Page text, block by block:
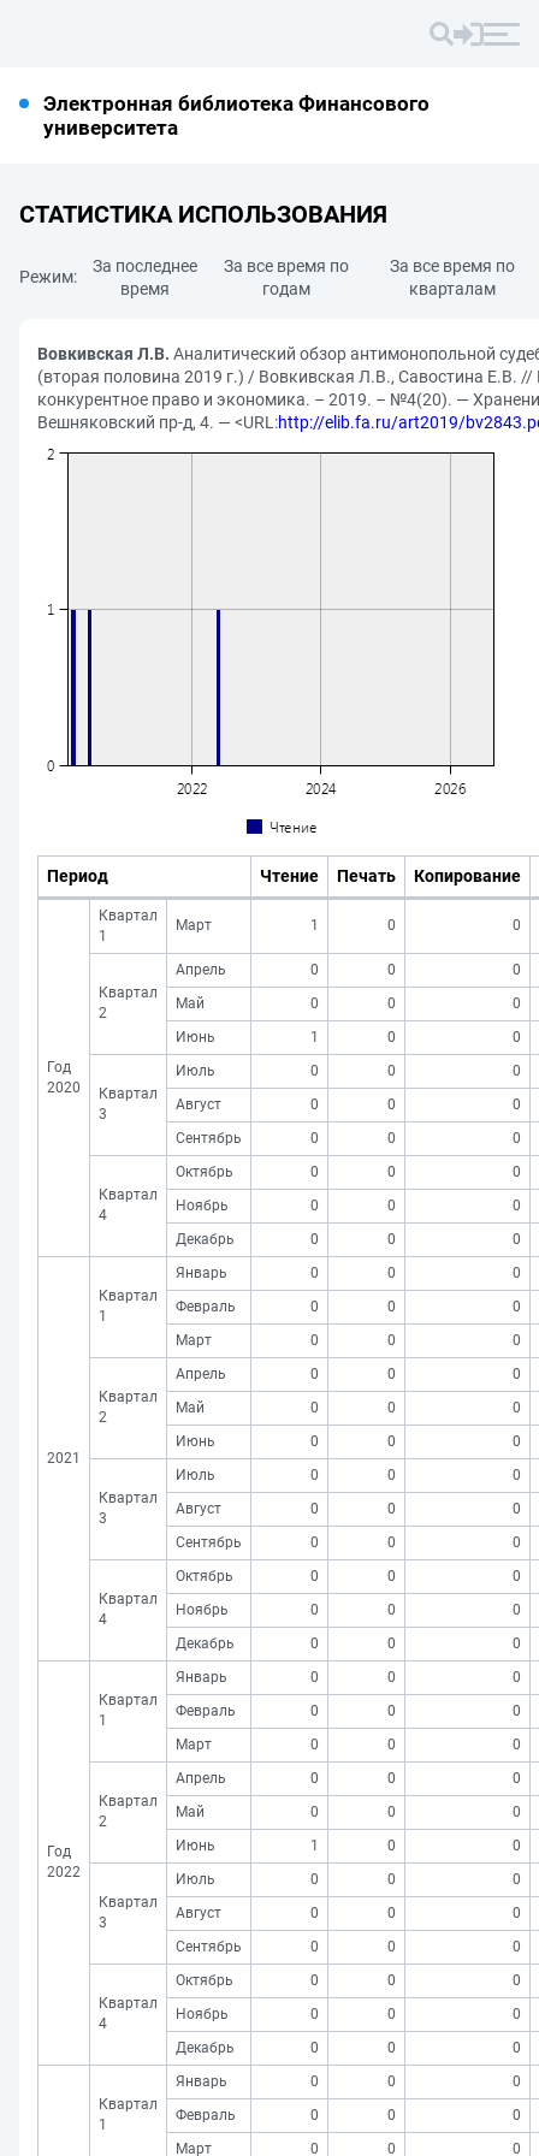
Электронная библиотека Финансового
университета
СТАТИСТИКА ИСПОЛЬЗОВАНИЯ
Режим:
За последнее
время
За все время по
годам
За все время по
кварталам
Вовкивская Л.В. Аналитический обзор антимонопольной
(вторая половина 2019 г.) / Вовкивская Л.В., Савостина Е.В. //
конкурентное право и экономика. – 2019. – №4(20). —
Вешняковский пр-д, 4. — <URL:http://elib.fa.ru/art2019/
Период Чтение Печать Копирование
Год
2020
Квартал
1
Март 1 0 0
Квартал
2
Апрель 0 0
0
Май
0 0
0
Июнь
1 0 0
Квартал
3
Июль 0 0
0
Август
0 0
0
Сентябрь
0 0 0
Квартал
4
Октябрь 0 0
0
Ноябрь
0 0
0
Декабрь
0 0 0
2021
Квартал
1
Январь 0 0
0
Февраль
0 0
0
Март
0 0 0
Квартал
2
Апрель 0 0
0
Май
0 0
0
Июнь
0 0 0
Квартал
3
Июль 0 0
0
Август
0 0
0
Сентябрь
0 0 0
Квартал
4
Октябрь 0 0
0
Ноябрь
0 0
0
Декабрь
0 0 0
Год
2022
Квартал
1
Январь 0 0
0
Февраль
0 0
0
Март
0 0 0
Квартал
2
Апрель 0 0
0
Май
0 0
0
Июнь
1 0 0
Квартал
3
Июль 0 0
0
Август
0 0
0
Сентябрь
0 0 0
Квартал
4
Октябрь 0 0
0
Ноябрь
0 0
0
Декабрь
0 0 0
Квартал
1
Январь 0 0
0
Февраль
0 0
0
Март
0 0 0